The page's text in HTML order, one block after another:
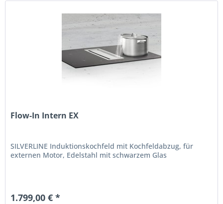
Flow-In Intern EX
SILVERLINE Induktionskochfeld mit Kochfeldabzug, für
externen Motor, Edelstahl mit schwarzem Glas
1.799,00 € *